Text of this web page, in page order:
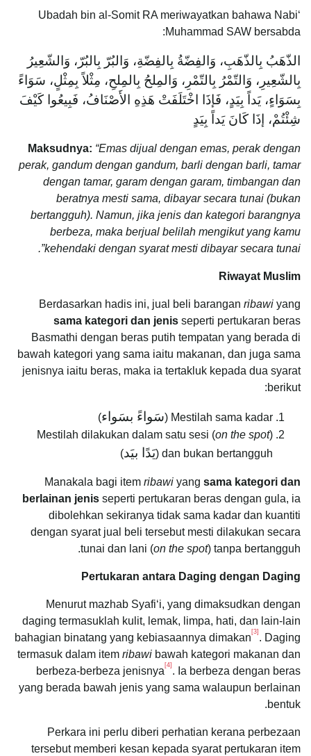
‘Ubadah bin al-Somit RA meriwayatkan bahawa Nabi
Muhammad SAW bersabda:
الذّهَبُ بِالذّهَبِ، وَالفِضّةُ بِالفِضّةِ، وَالبُرّ بِالبُرّ، وَالشّعِيرُ
بِالشّعِيرِ، وَالتّمْرُ بِالتّمْرِ، وَالمِلحُ بِالمِلحِ، مِثْلاً بِمِثْلٍ، سَوَاءً
بِسَوَاءٍ، يَداً بِيَدٍ، فَإذَا اخْتَلَفَتْ هَذِهِ الأَصْنَافُ، فَبِيعُوا كَيْفَ
شِئْتُمْ، إذَا كَانَ يَداً بِيَدٍ
Maksudnya: “Emas dijual dengan emas, perak dengan
perak, gandum dengan gandum, barli dengan barli, tamar
dengan tamar, garam dengan garam, timbangan dan
beratnya mesti sama, dibayar secara tunai (bukan
bertangguh). Namun, jika jenis dan kategori barangnya
berbeza, maka berjual belilah mengikut yang kamu
kehendaki dengan syarat mesti dibayar secara tunai”.
Riwayat Muslim
Berdasarkan hadis ini, jual beli barangan ribawi yang
sama kategori dan jenis seperti pertukaran beras
Basmathi dengan beras putih tempatan yang berada di
bawah kategori yang sama iaitu makanan, dan juga sama
jenisnya iaitu beras, maka ia tertakluk kepada dua syarat
berikut:
Mestilah sama kadar ( سَواءً بسَواء)
Mestilah dilakukan dalam satu sesi (on the spot)
dan bukan bertangguh ( يَدًا بيَد)
Manakala bagi item ribawi yang sama kategori dan
berlainan jenis seperti pertukaran beras dengan gula, ia
dibolehkan sekiranya tidak sama kadar dan kuantiti
dengan syarat jual beli tersebut mesti dilakukan secara
tunai dan lani (on the spot) tanpa bertangguh.
Pertukaran antara Daging dengan Daging
Menurut mazhab Syafi‘i, yang dimaksudkan dengan
daging termasuklah kulit, lemak, limpa, hati, dan lain-lain
bahagian binatang yang kebiasaannya dimakan [3] . Daging
termasuk dalam item ribawi bawah kategori makanan dan
berbeza-berbeza jenisnya [4] . Ia berbeza dengan beras
yang berada bawah jenis yang sama walaupun berlainan
bentuk.
Perkara ini perlu diberi perhatian kerana perbezaan
tersebut memberi kesan kepada syarat pertukaran item